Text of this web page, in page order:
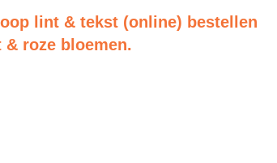
lint & tekst (online) bestellen
roze bloemen.